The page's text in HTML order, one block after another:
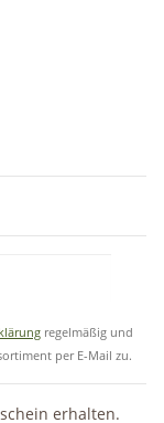
regelmäßig und
per E-Mail zu.
erhalten.